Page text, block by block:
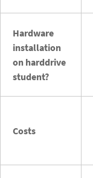
Hardware
installation
on harddrive
student?
Costs